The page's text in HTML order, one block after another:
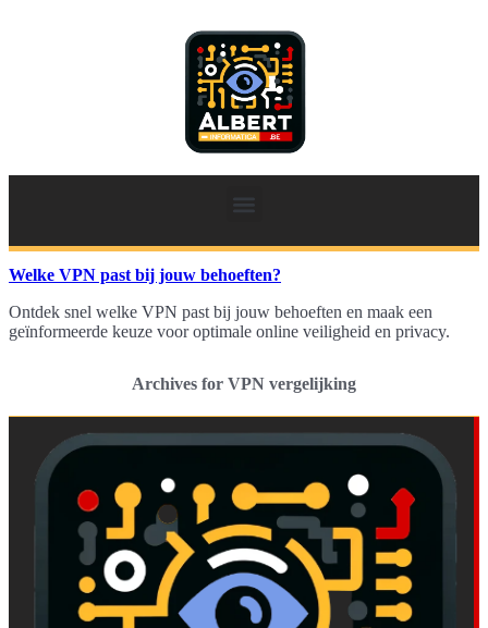
Welke VPN past bij jouw behoeften?
Ontdek snel welke VPN past bij jouw behoeften en maak een
geïnformeerde keuze voor optimale online veiligheid en privacy.
Archives for VPN vergelijking